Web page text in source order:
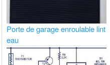
Porte de garage enroulable lint
eau